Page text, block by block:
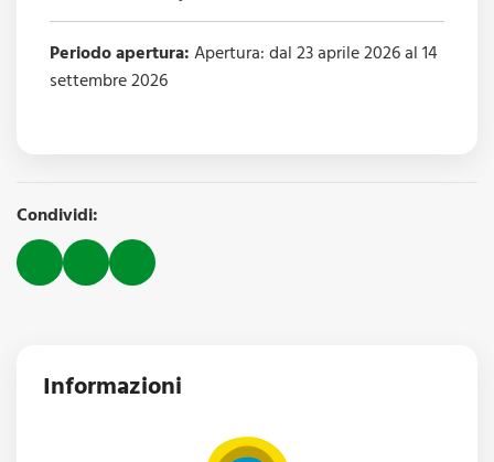
Periodo apertura:Apertura: dal 23 aprile 2026 al 14
settembre 2026
Condividi:
Informazioni